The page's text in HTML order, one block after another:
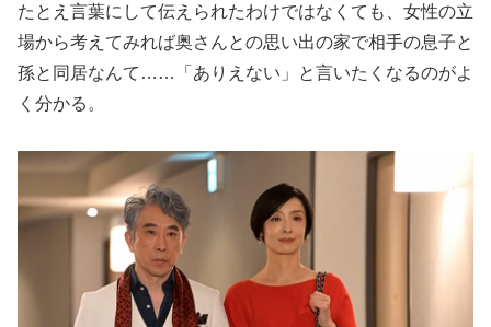
たとえ言葉にして伝えられたわけではなくても、女性の立
場から考えてみれば奥さんとの思い出の家で相手の息子と
孫と同居なんて……「ありえない」と言いたくなるのがよ
く分かる。